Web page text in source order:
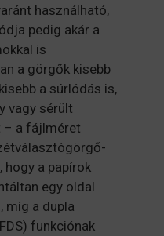
használható,
pedig akár a
is
a görgők kisebb
a súrlódás is,
vagy sérült
– a fájlméret
hogy a papírok
egy oldal
míg a dupla
funkciónak